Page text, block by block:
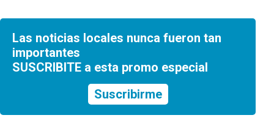
Las noticias locales nunca fueron tan
importantes
SUSCRIBITE a esta promo especial
Suscribirme